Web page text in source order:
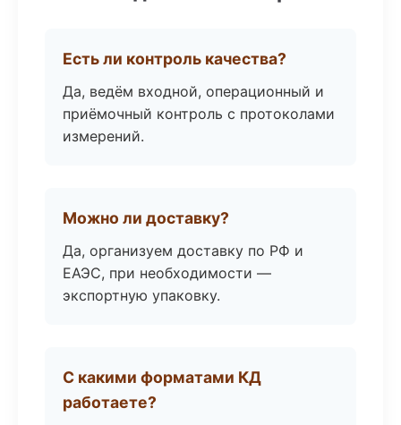
Есть ли контроль качества?
Да, ведём входной, операционный и
приёмочный контроль с протоколами
измерений.
Можно ли доставку?
Да, организуем доставку по РФ и
ЕАЭС, при необходимости —
экспортную упаковку.
С какими форматами КД
работаете?